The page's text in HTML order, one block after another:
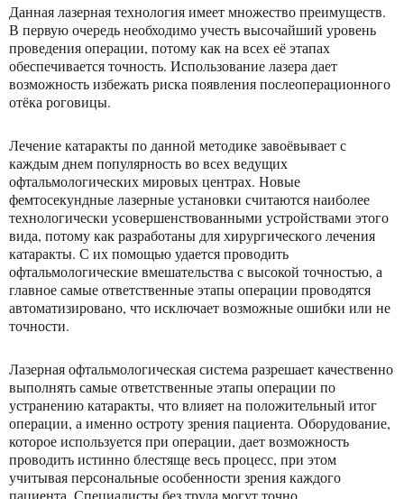
Данная лазерная технология имеет множество преимуществ.
В первую очередь необходимо учесть высочайший уровень
проведения операции, потому как на всех её этапах
обеспечивается точность. Использование лазера дает
возможность избежать риска появления послеоперационного
отёка роговицы.
Лечение катаракты по данной методике завоёвывает с
каждым днем популярность во всех ведущих
офтальмологических мировых центрах. Новые
фемтосекундные лазерные установки считаются наиболее
технологически усовершенствованными устройствами этого
вида, потому как разработаны для хирургического лечения
катаракты. С их помощью удается проводить
офтальмологические вмешательства с высокой точностью, а
главное самые ответственные этапы операции проводятся
автоматизировано, что исключает возможные ошибки или не
точности.
Лазерная офтальмологическая система разрешает качественно
выполнять самые ответственные этапы операции по
устранению катаракты, что влияет на положительный итог
операции, а именно остроту зрения пациента. Оборудование,
которое используется при операции, дает возможность
проводить истинно блестяще весь процесс, при этом
учитывая персональные особенности зрения каждого
пациента. Специалисты без труда могут точно